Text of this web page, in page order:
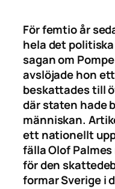
För femtio år
hela det
sagan om
avslöjade hon
beskattades till
där staten hade
människan.
ett nationellt
fälla Olof
för den
formar Sverige i